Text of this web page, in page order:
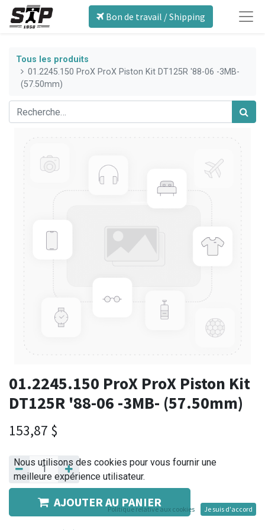
Bon de travail / Shipping
Tous les produits
01.2245.150 ProX ProX Piston Kit DT125R '88-06 -3MB-
(57.50mm)
01.2245.150 ProX ProX Piston Kit
DT125R '88-06 -3MB- (57.50mm)
153,87 $
AJOUTER AU PANIER
Nous utilisons des cookies pour vous fournir une
meilleure expérience utilisateur.
Politique relative aux cookies Je suis d'accord